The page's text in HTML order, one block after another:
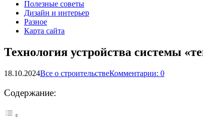
Полезные советы
Дизайн и интерьер
Разное
Карта сайта
Технология устройства системы
18.10.2024Все о строительствеКомментарии: 0
Содержание: